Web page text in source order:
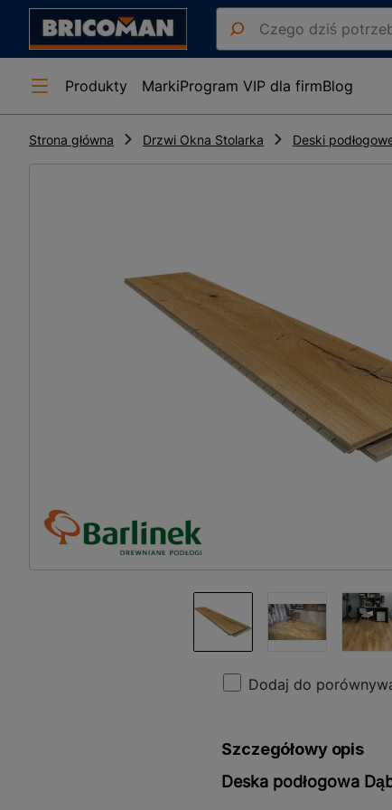
Produkty MarkiProgram VIP dla firmBlog
Strona główna Drzwi Okna Stolarka Deski
Dodaj do
Szczegółowy opis
Deska podłogowa